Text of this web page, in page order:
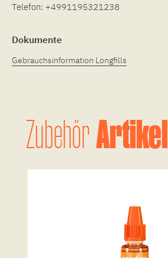
Telefon: +4991195321238
Dokumente
Gebrauchsinformation Longfills
ZubehörArtikel